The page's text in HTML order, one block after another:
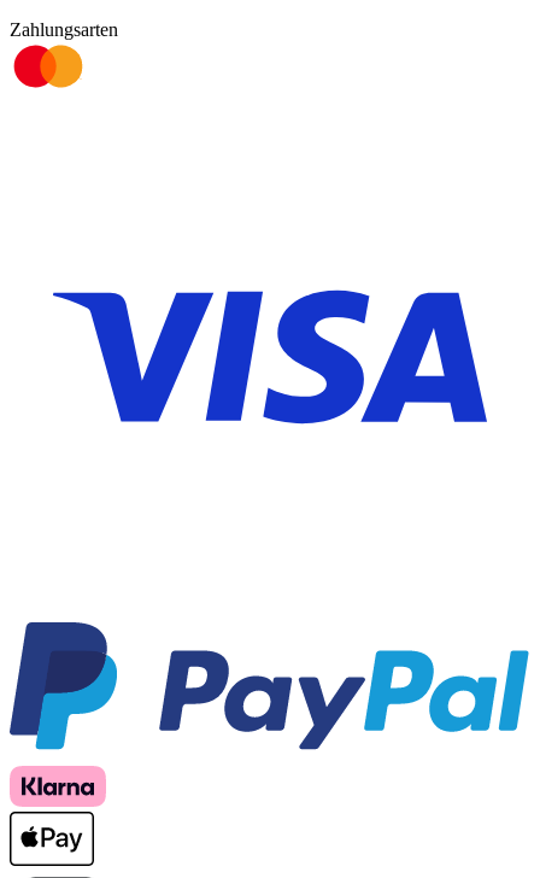
Zahlungsarten